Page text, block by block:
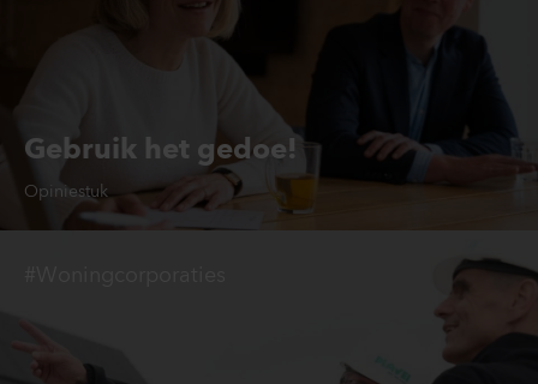
Gebruik het gedoe!
Opiniestuk